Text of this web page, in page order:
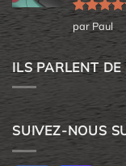
Note5sur
5
par Paul
ILS PARLENT DE
SUIVEZ-NOUS